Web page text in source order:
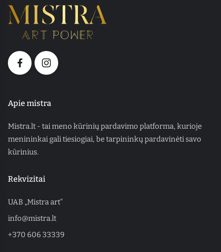
Apie mistra
Mistra.lt - tai meno kūrinių pardavimo platforma, kurioje
menininkai gali tiesiogiai, be tarpininkų pardavinėti savo
kūrinius.
Rekvizitai
UAB „Mistra art“
info@mistra.lt
+370 606 33339